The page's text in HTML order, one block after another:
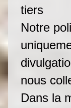
tiers
Notre
nous
Dans la